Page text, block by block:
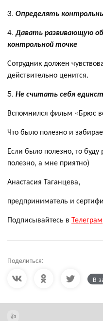
3. Определять
4. Давать развивающую
контрольной точке
Сотрудник должен
действительно ценится.
5. Не считать себя
Вспомнился фильм «Брюс
Что было полезно и
Если было полезно, то
полезно, а мне приятно)
Анастасия Таганцева,
предприниматель и
Подписывайтесь в Телеграм
Поделиться:
В